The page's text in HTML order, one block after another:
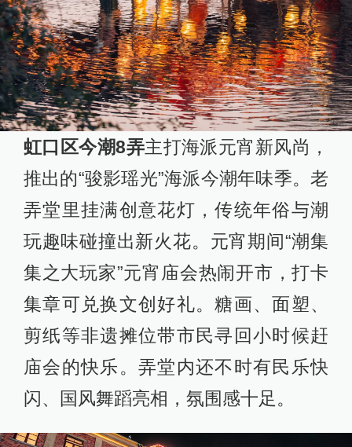
虹口区今潮8弄主打海派元宵新风尚，
推出的“骏影瑶光”海派今潮年味季。老
弄堂里挂满创意花灯，传统年俗与潮
玩趣味碰撞出新火花。元宵期间“潮集
集之大玩家”元宵庙会热闹开市，打卡
集章可兑换文创好礼。糖画、面塑、
剪纸等非遗摊位带市民寻回小时候赶
庙会的快乐。弄堂内还不时有民乐快
闪、国风舞蹈亮相，氛围感十足。